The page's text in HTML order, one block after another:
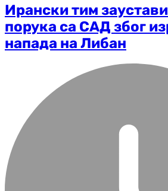
Ирански тим
порука са САД због
напада на Либан